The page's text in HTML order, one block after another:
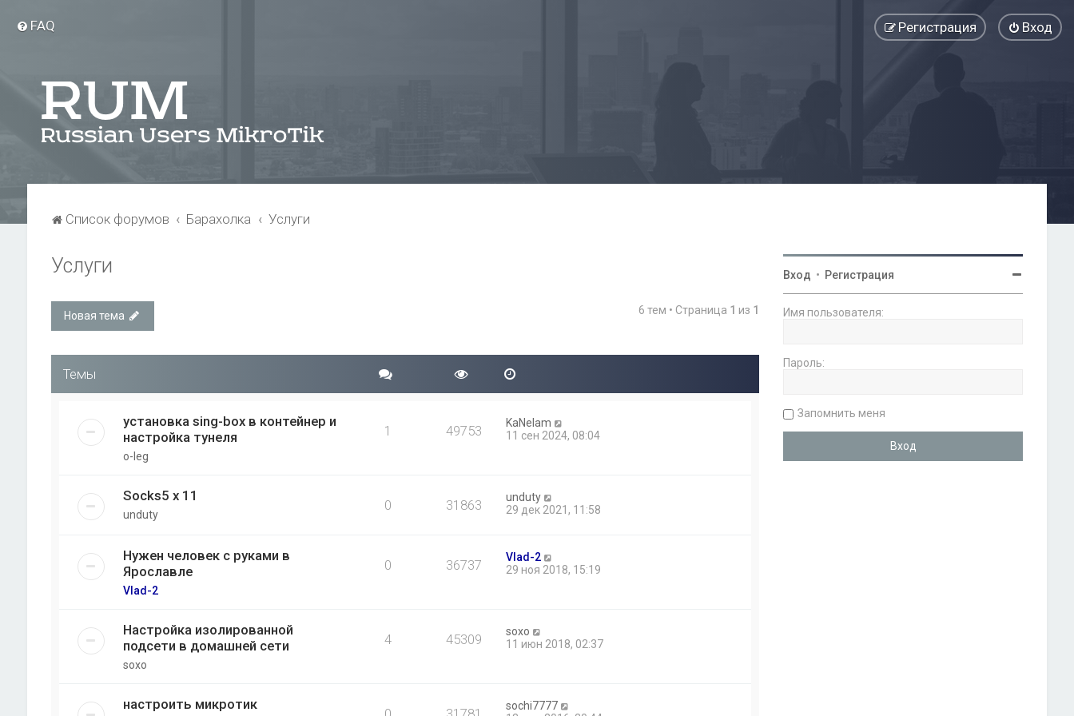
FAQ Вход
Регистрация
Список форумов Барахолка Услуги
Услуги
Новая тема 6 тем • Страница 1 из 1
Темы
установка sing-box в контейнер и
настройка тунеля
o-leg
1 49753
KaNelam
11 сен 2024, 08:04
Socks5 x 11
unduty
0 31863
unduty
29 дек 2021, 11:58
Нужен человек с руками в
Ярославле
Vlad-2
0 36737
Vlad-2
29 ноя 2018, 15:19
Настройка изолированной
подсети в домашней сети
soxo
4 45309
soxo
11 июн 2018, 02:37
настроить микротик
sochi7777
Вход • Регистрация
Имя пользователя:
Пароль:
Запомнить меня